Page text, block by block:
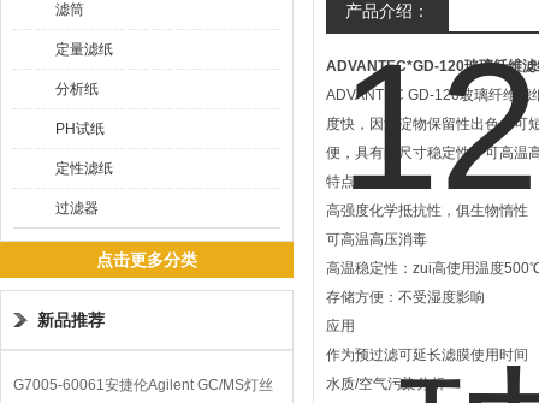
滤筒
定量滤纸
分析纸
PH试纸
定性滤纸
过滤器
点击更多分类
新品推荐
G7005-60061安捷伦Agilent GC/MS灯丝
产品介绍：
ADVANTEC*GD-120玻璃纤维滤
ADVANTEC GD-120玻璃纤维
度快，因沉淀物保留性出色，可
便，具有的尺寸稳定性，可高温
特点
高强度化学抵抗性，俱生物惰性
可高温高压消毒
高温稳定性：zui高使用温度
存储方便：不受湿度影响
应用
作为预过滤可延长滤膜使用时间
水质/空气污染分析